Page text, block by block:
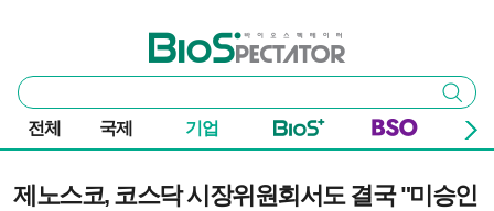
바이오스펙테이터
통
합
검
색
검색
전체 국제 기업
제노스코, 코스닥 시장위원회서도 결국 "미승인